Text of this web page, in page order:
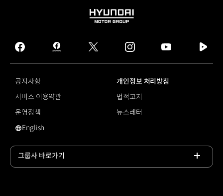
HYUNDAI
GROUP
facebook
hmg
journal
twitter instagram
tv
공지사항
개인정보 처리방침
서비스 이용약관
법적고지
운영정책
뉴스레터
영문 사이트로 이동
English
그룹사 바로가기